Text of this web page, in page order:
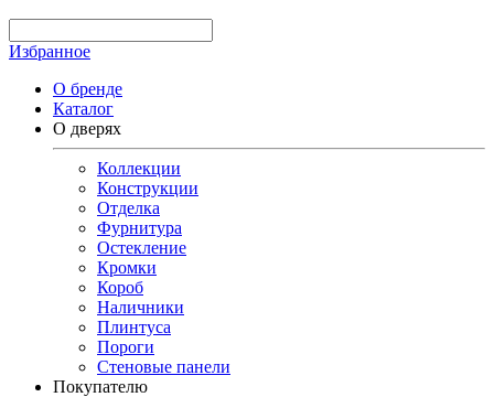
Избранное
О бренде
Каталог
О дверях
Коллекции
Конструкции
Отделка
Фурнитура
Остекление
Кромки
Короб
Наличники
Плинтуса
Пороги
Стеновые панели
Покупателю